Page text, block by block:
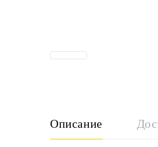
Описание